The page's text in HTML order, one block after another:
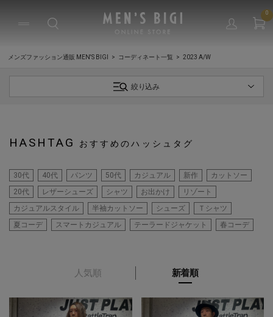
0
メンズファッション通販 MEN'S BIGI コーディネート一覧 2023 A/W
絞り込み
HASHTAG おすすめのハッシュタグ
30代 40代 パンツ 50代 カジュアル 新作
カットソー
20代
レザーシューズ シャツ お出かけ
リゾート
カジュアルスタイル
半袖カットソー シューズ
Ｔシャツ
夏コーデ
スマートカジュアル テーラードジャケット 春コーデ
人気順 新着順